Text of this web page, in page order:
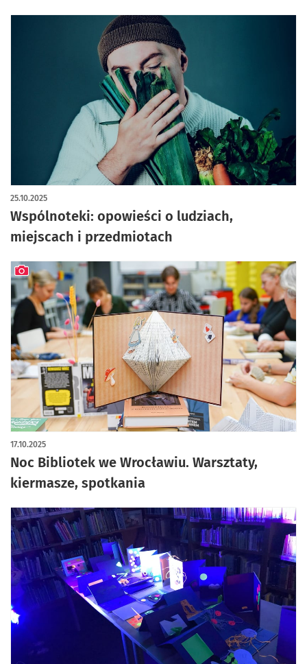
Wspólnoteki: opowieści o ludziach,
miejscach i przedmiotach
25.10.2025
Noc Bibliotek we Wrocławiu. Warsztaty,
kiermasze, spotkania
17.10.2025
artykuł z galerią zdjęć